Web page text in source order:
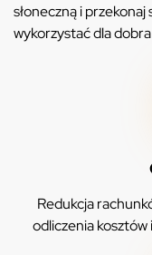
słoneczną i
wykorzystać dla
Redukcja
odliczenia